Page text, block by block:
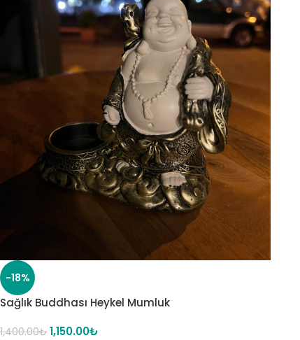
-18%
Sağlık Buddhası Heykel Mumluk
1,400.00₺ 1,150.00₺